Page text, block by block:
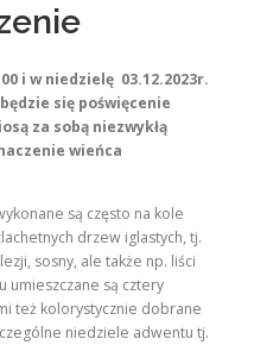
i w niedzielę 03.12.2023r.
się poświęcenie
za sobą niezwykłą
wieńca
są często na kole
drzew iglastych, tj.
sosny, ale także np. liści
umieszczane są cztery
też kolorystycznie dobrane
niedziele adwentu tj.